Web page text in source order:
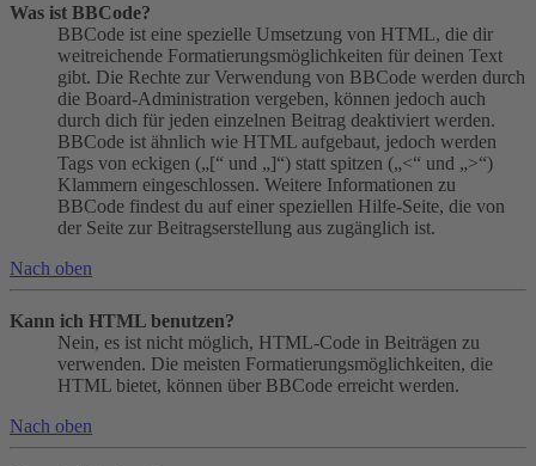
Was ist BBCode?
BBCode ist eine spezielle Umsetzung von HTML, die dir
weitreichende Formatierungsmöglichkeiten für deinen Text
gibt. Die Rechte zur Verwendung von BBCode werden durch
die Board-Administration vergeben, können jedoch auch
durch dich für jeden einzelnen Beitrag deaktiviert werden.
BBCode ist ähnlich wie HTML aufgebaut, jedoch werden
Tags von eckigen („[“ und „]“) statt spitzen („<“ und „>“)
Klammern eingeschlossen. Weitere Informationen zu
BBCode findest du auf einer speziellen Hilfe-Seite, die von
der Seite zur Beitragserstellung aus zugänglich ist.
Nach oben
Kann ich HTML benutzen?
Nein, es ist nicht möglich, HTML-Code in Beiträgen zu
verwenden. Die meisten Formatierungsmöglichkeiten, die
HTML bietet, können über BBCode erreicht werden.
Nach oben